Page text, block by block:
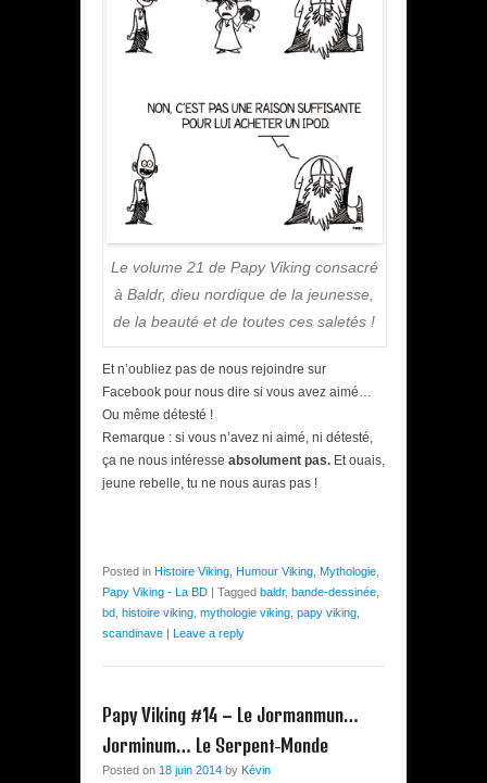
Le volume 21 de Papy Viking consacré
à Baldr, dieu nordique de la jeunesse,
de la beauté et de toutes ces saletés !
Et n’oubliez pas de nous rejoindre sur
Facebook pour nous dire si vous avez aimé…
Ou même détesté !
Remarque : si vous n’avez ni aimé, ni détesté,
ça ne nous intéresse absolument pas. Et ouais,
jeune rebelle, tu ne nous auras pas !
Posted in Histoire Viking Humour Viking Mythologie
Papy Viking - La BD
Tagged baldr, bande-dessinée
bd
histoire viking mythologie viking papy viking
scandinave
Leave a reply
Papy Viking #14 – Le Jormanmun…
Jorminum… Le Serpent-Monde
Posted on 18 juin 2014 by Kévin